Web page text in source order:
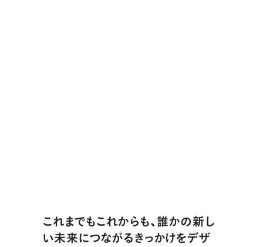
これまでもこれからも、誰かの新し
い未来につながるきっかけをデザ